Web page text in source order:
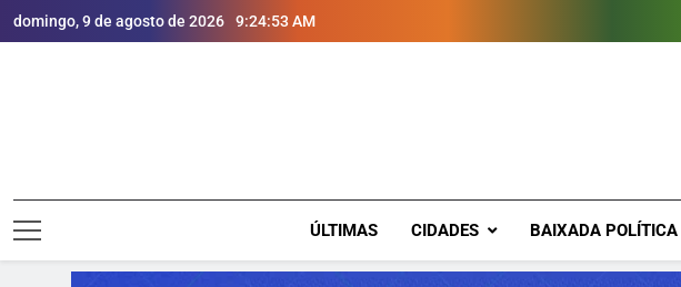
domingo, 9 de agosto de 2026 9:24:55 AM
ÚLTIMAS CIDADES BAIXADA POLÍTICA